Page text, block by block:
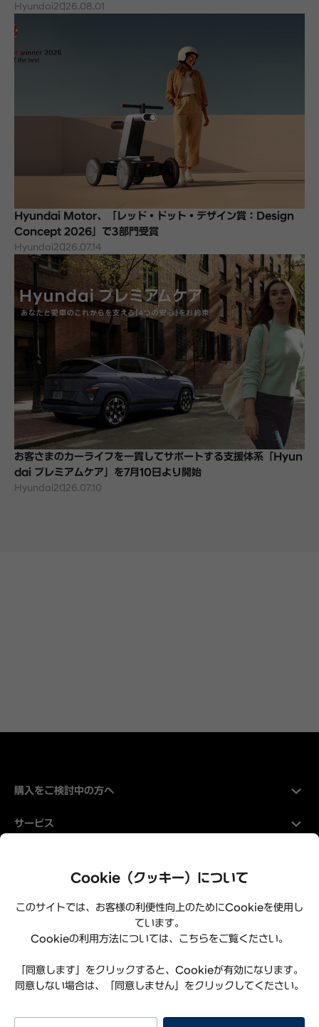
Hyundai2026.08.01
Hyundai Motor、「レッド・ドット・デザイン賞：Design
Concept 2026」で3部門受賞
Hyundai2026.07.14
お客さまのカーライフを一貫してサポートする支援体系「Hyun
dai プレミアムケア」を7月10日より開始
Hyundai2026.07.10
購入をご検討中の方へ
サービス
プライバシーポリシー
利用規約
Cookie（クッキー）について
このサイトでは、お客様の利便性向上のためにCookieを使用し
ています。
Cookieの利用方法については、こちらをご覧ください。
「同意します」をクリックすると、Cookieが有効になります。
同意しない場合は、「同意しません」をクリックしてください。